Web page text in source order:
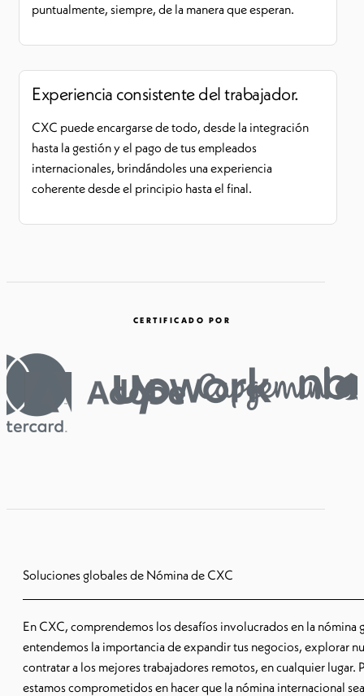
puntualmente, siempre, de la manera que esperan.
Experiencia consistente del trabajador.
CXC puede encargarse de todo, desde la integración
hasta la gestión y el pago de tus empleados
internacionales, brindándoles una experiencia
coherente desde el principio hasta el final.
CERTIFICADO POR
Soluciones globales de Nómina de CXC
En CXC, comprendemos los desafíos involucrados en la nómina
entendemos la importancia de expandir tus negocios, explorar
contratar a los mejores trabajadores remotos, en cualquier lugar.
estamos comprometidos en hacer que la nómina internacional